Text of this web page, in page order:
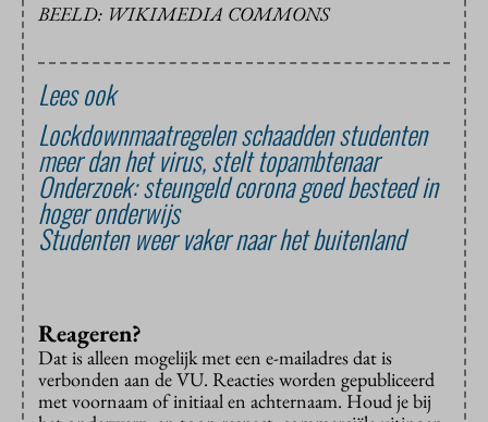
BEELD: WIKIMEDIA COMMONS
Lees ook
Lockdownmaatregelen schaadden studenten
meer dan het virus, stelt topambtenaar
Onderzoek: steungeld corona goed besteed in
hoger onderwijs
Studenten weer vaker naar het buitenland
Reageren?
Dat is alleen mogelijk met een e-mailadres dat is
verbonden aan de VU. Reacties worden gepubliceerd
met voornaam of initiaal en achternaam. Houd je bij